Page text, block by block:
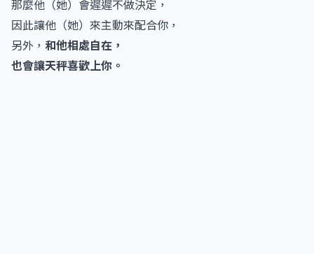
那麼他（她）會遲遲不做決定，
因此讓他（她）來主動來配合你，
另外， 和他相處自在，
也會讓天秤喜歡上你。